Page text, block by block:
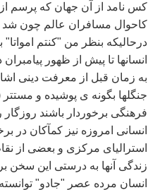
کس نامد از آن جهان که پرسم
کاحوال مسافران عالم چون شد
درحاليکه بنظر من ‌"کنتم
انسانها تا پيش از ظهور
به زمان قبل از معرفت دينی
جنگلها بگونه ی پوشيده و
فرهنگی برخوردار باشند روزگار
انسانی امروزه نيز کمآکان در
استراليای مرکزی و بعضی از
زندگی آنها به درستی اين سخن
انسان مرده عصر "جادو"